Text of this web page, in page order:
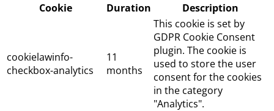
Cookie
Duration Description
cookielawinfo-
checkbox-analytics
11
months
This cookie is set by
GDPR Cookie Consent
plugin. The cookie is
used to store the user
consent for the cookies
in the category
"Analytics".